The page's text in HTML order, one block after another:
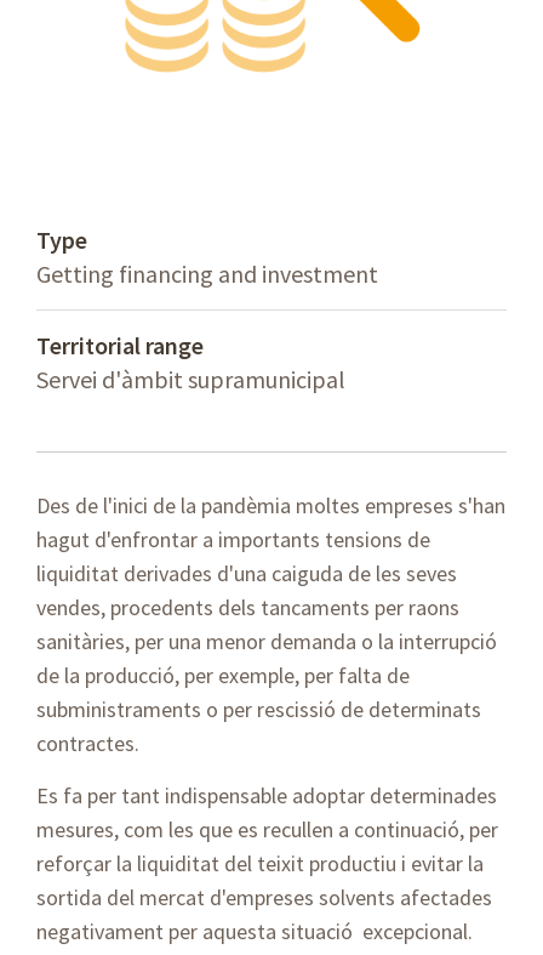
Type
Getting financing and investment
Territorial range
Servei d'àmbit supramunicipal
Des de l'inici de la pandèmia moltes empreses s'han
hagut d'enfrontar a importants tensions de
liquiditat derivades d'una caiguda de les seves
vendes, procedents dels tancaments per raons
sanitàries, per una menor demanda o la interrupció
de la producció, per exemple, per falta de
subministraments o per rescissió de determinats
contractes.
Es fa per tant indispensable adoptar determinades
mesures, com les que es recullen a continuació, per
reforçar la liquiditat del teixit productiu i evitar la
sortida del mercat d'empreses solvents afectades
negativament per aquesta situació excepcional.